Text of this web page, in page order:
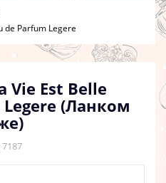
de Parfum Legere
Vie Est Belle
(Ланком
7187